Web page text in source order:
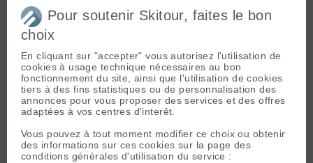
Aller à la page :
Nouveau sujet
Voir tous les sujets Chercher Archives
B
Bistourett[377posts] - Le 03/11/2011 13:19
Je voulais juste relancer le jeu pas forcément prendre la
main. 😉
Quel est cet endroit givré ?
Pour soutenir Skitour, faites le bon
choix
En cliquant sur "accepter" vous autorisez l'utilisation de
cookies à usage technique nécessaires au bon
fonctionnement du site, ainsi que l'utilisation de cookies
tiers à des fins statistiques ou de personnalisation des
annonces pour vous proposer des services et des offres
adaptées à vos centres d'interêt.
Vous pouvez à tout moment modifier ce choix ou obtenir
des informations sur ces cookies sur la page des
conditions générales d'utilisation du service :